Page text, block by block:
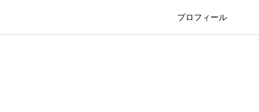
プロフィール